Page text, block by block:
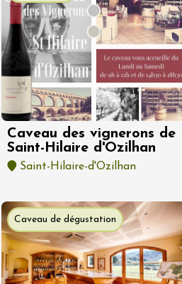
Caveau des vignerons de
Saint-Hilaire d'Ozilhan
Saint-Hilaire-d'Ozilhan
Caveau de dégustation